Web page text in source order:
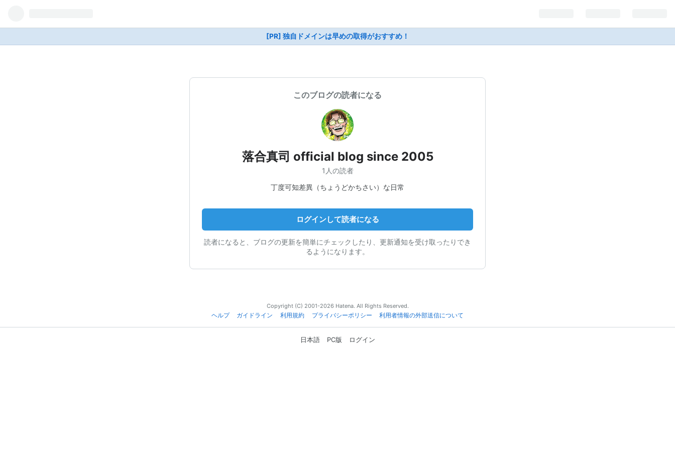
[PR] 独自ドメインは早めの取得がおすすめ！
このブログの読者になる
落合真司 official blog since 2005
1人の読者
丁度可知差異（ちょうどかちさい）な日常
ログインして読者になる
読者になると、ブログの更新を簡単にチェックしたり、更新通知を受け取ったりでき
るようになります。
Copyright (C) 2001-2026 Hatena. All Rights Reserved.
ヘルプ
ガイドライン 利用規約 プライバシーポリシー 利用者情報の外部送信について
日本語 PC版 ログイン